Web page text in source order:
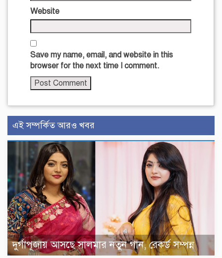
Website
Save my name, email, and website in this
browser for the next time I comment.
এই সম্পর্কিত আরও খবর
দুর্গাপূজায় আসছে সালমার নতুন গান, রেকর্ড সম্পন্ন